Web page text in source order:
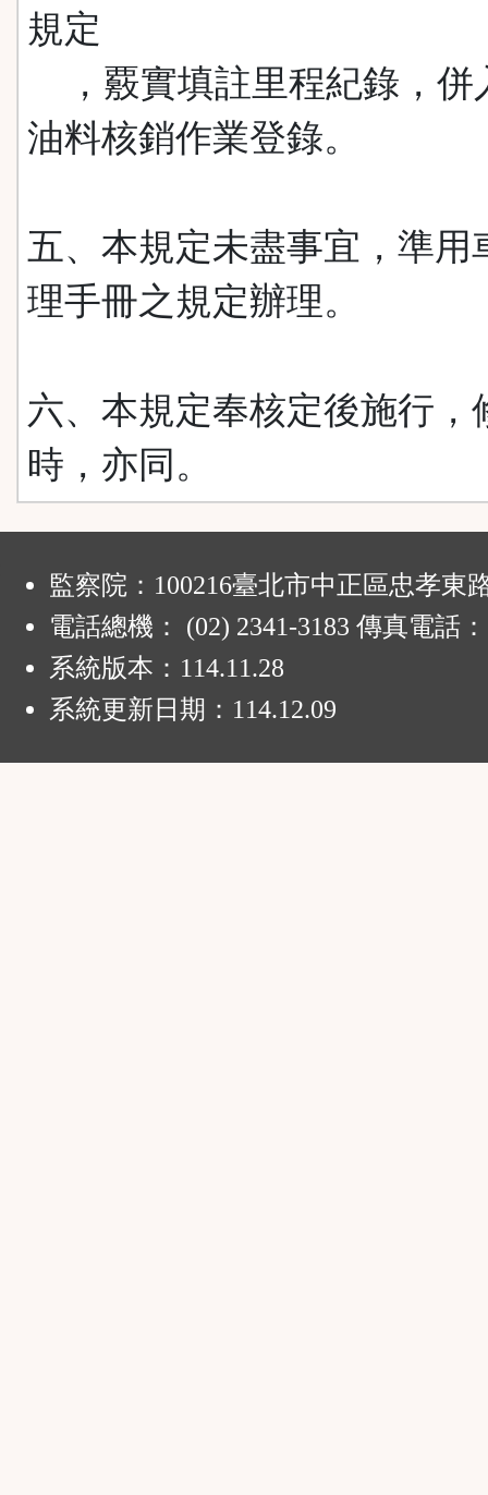
規定
，覈實填註里程紀錄，併
油料核銷作業登錄。
五、本規定未盡事宜，準用
理手冊之規定辦理。
六、本規定奉核定後施行，
時，亦同。
監察院：100216臺北市中正區忠孝東
電話總機： (02) 2341-3183 傳真電話：
系統版本： 114.11.28
系統更新日期： 114.12.09